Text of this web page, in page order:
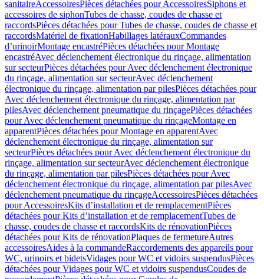
sanitaireAccessoiresPièces détachées pour AccessoiresSiphons et
accessoires de siphonTubes de chasse, coudes de chasse et
raccordsPièces détachées pour Tubes de chasse, coudes de chasse et
raccordsMatériel de fixationHabillages latérauxCommandes
dʼurinoirMontage encastréPièces détachées pour Montage
encastréAvec déclenchement électronique du rinçage, alimentation
sur secteurPièces détachées pour Avec déclenchement électronique
du rinçage, alimentation sur secteurAvec déclenchement
électronique du rinçage, alimentation par pilesPièces détachées pour
Avec déclenchement électronique du rinçage, alimentation par
pilesAvec déclenchement pneumatique du rinçagePièces détachées
pour Avec déclenchement pneumatique du rinçageMontage en
apparentPièces détachées pour Montage en apparentAvec
déclenchement électronique du rinçage, alimentation sur
secteurPièces détachées pour Avec déclenchement électronique du
rinçage, alimentation sur secteurAvec déclenchement électronique
du rinçage, alimentation par pilesPièces détachées pour Avec
déclenchement électronique du rinçage, alimentation par pilesAvec
déclenchement pneumatique du rinçageAccessoiresPièces détachées
pour AccessoiresKits d’installation et de remplacementPièces
détachées pour Kits d’installation et de remplacementTubes de
chasse, coudes de chasse et raccordsKits de rénovationPièces
détachées pour Kits de rénovationPlaques de fermetureAutres
accessoiresAides à la commandeRaccordements des appareils pour
WC, urinoirs et bidetsVidages pour WC et vidoirs suspendusPièces
détachées pour Vidages pour WC et vidoirs suspendusCoudes de